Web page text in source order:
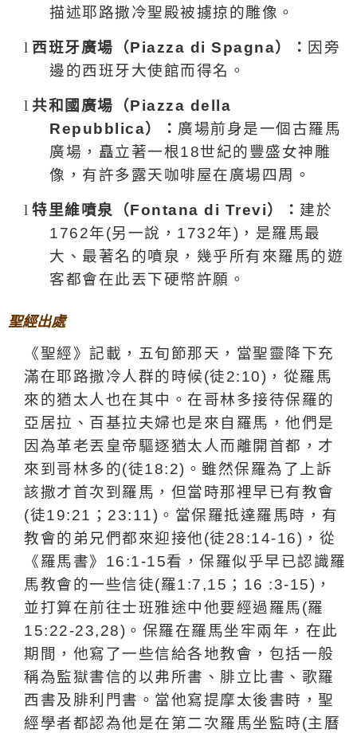
描述耶路撒冷聖殿被擄掠的雕像。
l 西班牙廣場（Piazza di Spagna）： 因旁
邊的西班牙大使館而得名。
l 共和國廣場（Piazza della
Repubblica）： 廣場前身是一個古羅馬
廣場，矗立著一根18世紀的豐盛女神雕
像，有許多露天咖啡屋在廣場四周 。
l 特里維噴泉（Fontana di Trevi）： 建於
1762年(另一說，1732年)，是羅馬最
大、最著名的噴泉，幾乎所有來羅馬的遊
客都會在此丟下硬幣許願。
聖經出處
《聖經》記載，五旬節那天，當聖靈降下充
滿在耶路撒冷人群的時候(徒2:10)，從羅馬
來的猶太人也在其中 。在哥林多接待保羅的
亞居拉、百基拉夫婦也是來自羅馬，他們是
因為革老丟皇帝驅逐猶太人而離開首都，才
來到哥林多的(徒18:2) 。雖然保羅為了上訴
該撒才首次到羅馬，但當時那裡早已有教會
(徒19:21 ； 23:11) 。當保羅抵達羅馬時，有
教會的弟兄們都來迎接他(徒28:14-16) ，從
《羅馬書》16:1-15看，保羅似乎早已認識羅
馬教會的一些信徒(羅1:7,15 ； 16 :3-15) ，
並打算在前往士班雅途中他要經過羅馬(羅
15:22-23,28) 。保羅在羅馬坐牢兩年，在此
期間，他寫了一些信給各地教會，包括一般
稱為監獄書信的以弗所書、腓立比書、歌羅
西書及腓利門書。當他寫提摩太後書時，聖
經學者都認為他是在第二次羅馬坐監時(主曆